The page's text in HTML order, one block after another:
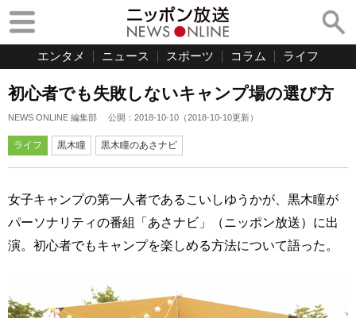
エンタメ ニュース スポーツ コラム ライフ
初心者でも失敗しないキャンプ場の選び方
NEWS ONLINE 編集部 公開： 2018-10-10 （2018-10-10更新）
ライフ 黒木瞳 黒木瞳のあさナビ
女子キャンプの第一人者であるこいしゆうかが、黒木瞳が
パーソナリティの番組「あさナビ」（ニッポン放送）に出
演。初心者でもキャンプを楽しめる方法について語った。